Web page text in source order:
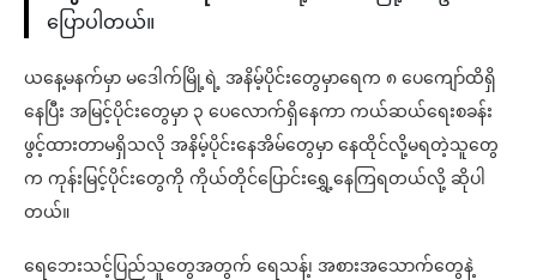
ပြောပါတယ်။
ယနေ့မနက်မှာ မဒေါက်မြို့ရဲ့ အနိမ့်ပိုင်းတွေမှာရေက ၈ ပေကျော်ထိရှိ
နေပြီး အမြင့်ပိုင်းတွေမှာ ၃ ပေလောက်ရှိနေကာ ကယ်ဆယ်ရေးစခန်း
ဖွင့်ထားတာမရှိသလို အနိမ့်ပိုင်းနေအိမ်တွေမှာ နေထိုင်လို့မရတဲ့သူတွေ
က ကုန်းမြင့်ပိုင်းတွေကို ကိုယ်တိုင်ပြောင်းရွှေ့နေကြရတယ်လို့ ဆိုပါ
တယ်။
ရေဘေးသင့်ပြည်သူတွေအတွက် ရေသန့်၊ အစားအသောက်တွေနဲ့